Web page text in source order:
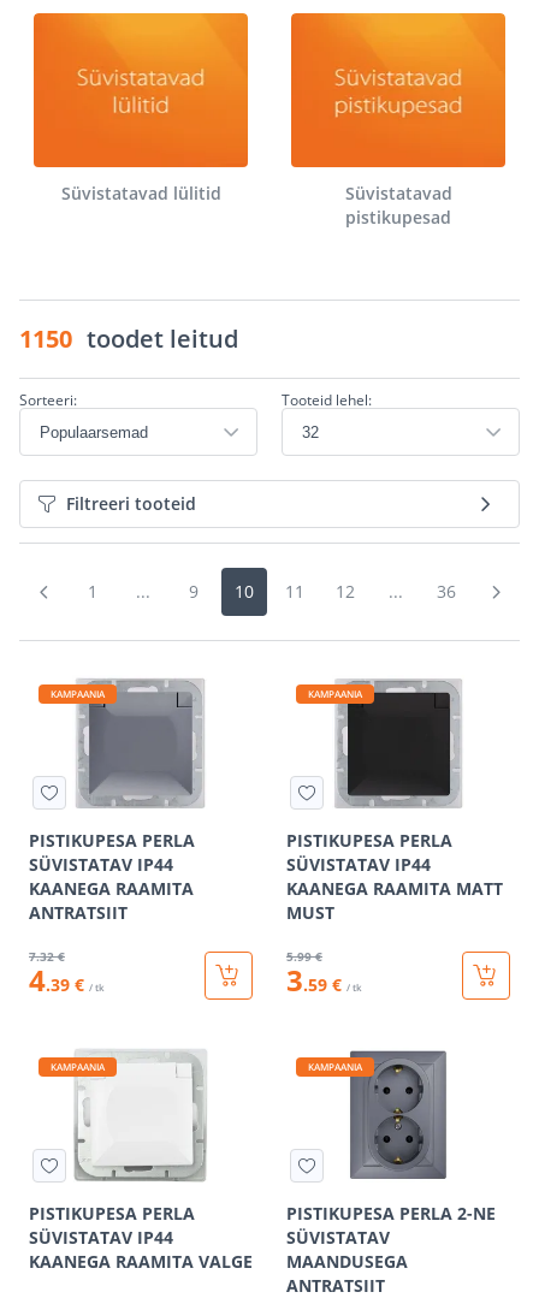
Süvistatavad lülitid
Süvistatavad
pistikupesad
1150 toodet leitud
Sorteeri: Tooteid lehel:
Filtreeri tooteid
1 ... 9 10 11 12 ... 36
KAMPAANIA
PISTIKUPESA PERLA
SÜVISTATAV IP44
KAANEGA RAAMITA
ANTRATSIIT
7.32 €
4.39 € / tk
KAMPAANIA
PISTIKUPESA PERLA
SÜVISTATAV IP44
KAANEGA RAAMITA MATT
MUST
5.99 €
3.59 € / tk
KAMPAANIA
PISTIKUPESA PERLA
SÜVISTATAV IP44
KAANEGA RAAMITA VALGE
KAMPAANIA
PISTIKUPESA PERLA 2-NE
SÜVISTATAV
MAANDUSEGA
ANTRATSIIT